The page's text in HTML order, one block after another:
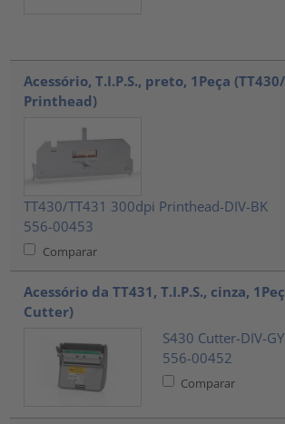
Acessório, T.I.P.S., preto, 1Peça
Printhead)
TT430/TT431 300dpi Printhead-DIV-BK
556-00453
Comparar
Acessório da TT431, T.I.P.S., cinza,
Cutter)
S430 Cutter-DIV-GY
556-00452
Comparar